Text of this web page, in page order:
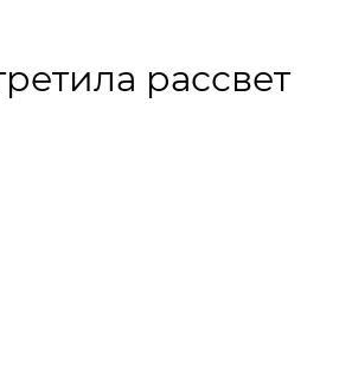
рассвет